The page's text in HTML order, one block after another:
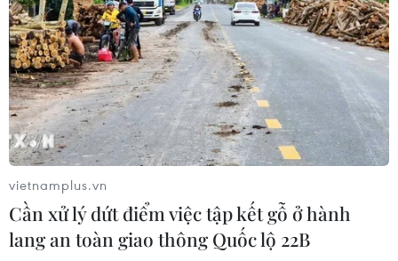
Vấn đề Brexit: Các nhà đầu tư Anh lạc
vietnamplus.vn
Cần xử lý dứt điểm việc tập kết gỗ ở hành
lang an toàn giao thông Quốc lộ 22B